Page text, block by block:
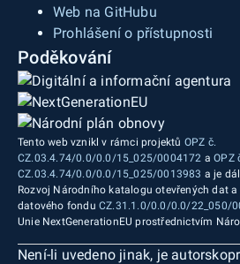
Web na GitHubu
Prohlášení o přístupnosti
Poděkování
Tento web vznikl v rámci projektů OPZ č.
CZ.03.4.74/0.0/0.0/15_025/0004172 aOPZ
CZ.03.4.74/0.0/0.0/15_025/0013983 a je
Rozvoj Národního katalogu otevřených dat
datového fondu CZ.31.1.0/0.0/0.0/22_050/
Unie NextGenerationEU prostřednictvím
Není-li uvedeno jinak, je